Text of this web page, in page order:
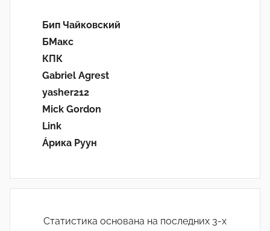
Бип Чайковский
БМакс
КПК
Gabriel Agrest
yasher212
Mick Gordon
Link
Áрика Руун
Статистика основана на последних 3-х